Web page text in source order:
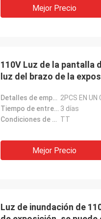
Mejor Precio
110V Luz de la pantalla
luz del brazo de la
Detalles de empaquetado: 2PCS EN UN
Tiempo de entrega: 3 días
Condiciones de pago: TT
Mejor Precio
Luz de inundación de